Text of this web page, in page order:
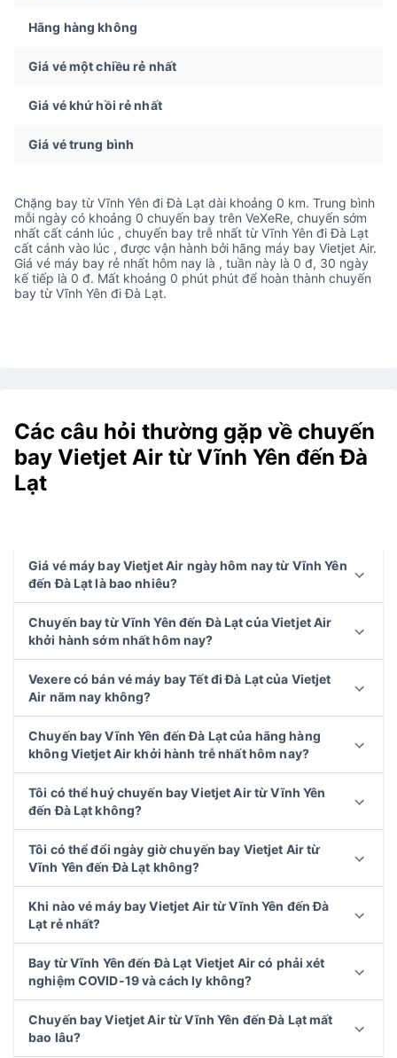
Hãng hàng không
Giá vé một chiều rẻ nhất
Giá vé khứ hồi rẻ nhất
Giá vé trung bình
Chặng bay từ Vĩnh Yên đi Đà Lạt dài khoảng 0 km. Trung bình
mỗi ngày có khoảng 0 chuyến bay trên VeXeRe, chuyến sớm
nhất cất cánh lúc , chuyến bay trễ nhất từ Vĩnh Yên đi Đà Lạt
cất cánh vào lúc , được vận hành bởi hãng máy bay Vietjet Air.
Giá vé máy bay rẻ nhất hôm nay là , tuần này là 0 đ, 30 ngày
kế tiếp là 0 đ. Mất khoảng 0 phút phút để hoàn thành chuyến
bay từ Vĩnh Yên đi Đà Lạt.
Các câu hỏi thường gặp về chuyến
bay Vietjet Air từ Vĩnh Yên đến Đà
Lạt
Giá vé máy bay Vietjet Air ngày hôm nay từ Vĩnh Yên
đến Đà Lạt là bao nhiêu?
Chuyến bay từ Vĩnh Yên đến Đà Lạt của Vietjet Air
khởi hành sớm nhất hôm nay?
Vexere có bán vé máy bay Tết đi Đà Lạt của Vietjet
Air năm nay không?
Chuyến bay Vĩnh Yên đến Đà Lạt của hãng hàng
không Vietjet Air khởi hành trễ nhất hôm nay?
Tôi có thể huý chuyến bay Vietjet Air từ Vĩnh Yên
đến Đà Lạt không?
Tôi có thể đổi ngày giờ chuyến bay Vietjet Air từ
Vĩnh Yên đến Đà Lạt không?
Khi nào vé máy bay Vietjet Air từ Vĩnh Yên đến Đà
Lạt rẻ nhất?
Bay từ Vĩnh Yên đến Đà Lạt Vietjet Air có phải xét
nghiệm COVID-19 và cách ly không?
Chuyến bay Vietjet Air từ Vĩnh Yên đến Đà Lạt mất
bao lâu?